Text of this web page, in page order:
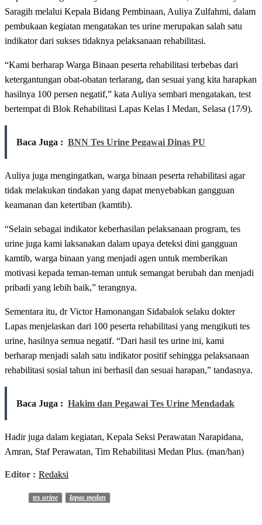
Saragih melalui Kepala Bidang Pembinaan, Auliya Zulfahmi, dalam
pembukaan kegiatan mengatakan tes urine merupakan salah satu
indikator dari sukses tidaknya pelaksanaan rehabilitasi.
“Kami berharap Warga Binaan peserta rehabilitasi terbebas dari
ketergantungan obat-obatan terlarang, dan sesuai yang kita harapkan
hasilnya 100 persen negatif,” kata Auliya sembari mengatakan, test
bertempat di Blok Rehabilitasi Lapas Kelas I Medan, Selasa (17/9).
Baca Juga : BNN Tes Urine Pegawai Dinas PU
Auliya juga mengingatkan, warga binaan peserta rehabilitasi agar
tidak melakukan tindakan yang dapat menyebabkan gangguan
keamanan dan ketertiban (kamtib).
“Selain sebagai indikator keberhasilan pelaksanaan program, tes
urine juga kami laksanakan dalam upaya deteksi dini gangguan
kamtib, warga binaan yang menjadi agen untuk memberikan
motivasi kepada teman-teman untuk semangat berubah dan menjadi
pribadi yang lebih baik,” terangnya.
Sementara itu, dr Victor Hamonangan Sidabalok selaku dokter
Lapas menjelaskan dari 100 peserta rehabilitasi yang mengikuti tes
urine, hasilnya semua negatif. “Dari hasil tes urine ini, kami
berharap menjadi salah satu indikator positif sehingga pelaksanaan
rehabilitasi sosial tahun ini berhasil dan sesuai harapan,” tandasnya.
Baca Juga : Hakim dan Pegawai Tes Urine Mendadak
Hadir juga dalam kegiatan, Kepala Seksi Perawatan Narapidana,
Amran, Staf Perawatan, Tim Rehabilitasi Medan Plus. (man/han)
Editor : Redaksi
tes urine lapas medan